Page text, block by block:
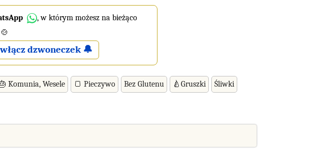
, w którym możesz na bieżąco
dzwoneczek 🔔
Komunia, Wesele 🍞 Pieczywo Bez Glutenu 🍐Gruszki Śliwki